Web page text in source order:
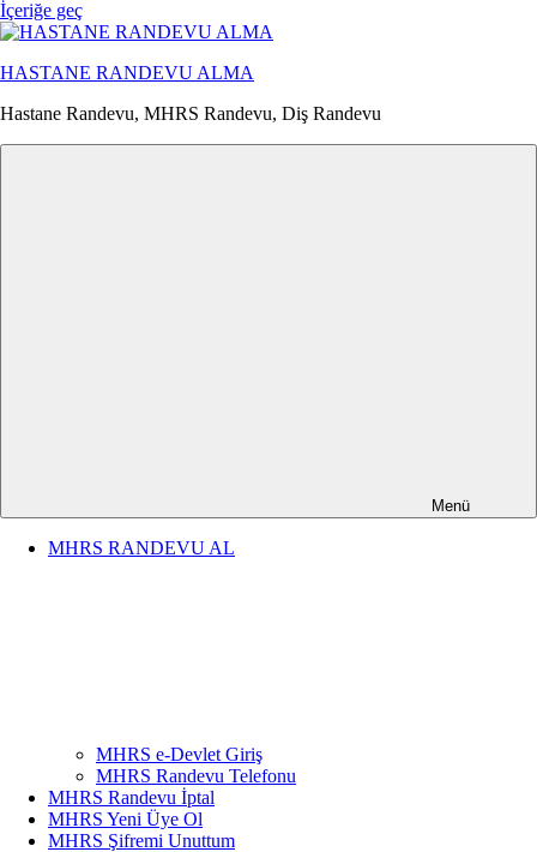
İçeriğe geç
HASTANE RANDEVU ALMA
Hastane Randevu, MHRS Randevu, Diş Randevu
Menü
MHRS RANDEVU AL
MHRS e-Devlet Giriş
MHRS Randevu Telefonu
MHRS Randevu İptal
MHRS Yeni Üye Ol
MHRS Şifremi Unuttum